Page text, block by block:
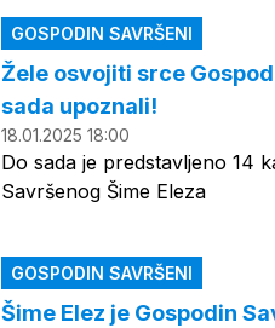
GOSPODIN SAVRŠENI
Žele osvojiti srce
sada upoznali!
18.01.2025 18:00
Do sada je predstavljeno 14
Savršenog Šime Eleza
GOSPODIN SAVRŠENI
Šime Elez je Gospodin